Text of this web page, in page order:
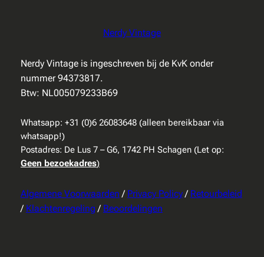
Nerdy Vintage
Nerdy Vintage is ingeschreven bij de KvK onder
nummer 94373817.
Btw: NL005079233B69
Whatsapp: +31 (0)6 26083648 (alleen bereikbaar via
whatsapp!)
Postadres: De Lus 7 – G6, 1742 PH Schagen (Let op:
Geen bezoekadres)
Algemene Voorwaarden / Privacy Policy/ Retourbeleid
/ Klachtenregeling / Beoordelingen